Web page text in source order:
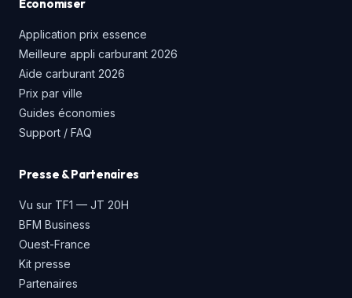
Économiser
Application prix essence
Meilleure appli carburant 2026
Aide carburant 2026
Prix par ville
Guides économies
Support / FAQ
Presse & Partenaires
Vu sur TF1 — JT 20H
BFM Business
Ouest-France
Kit presse
Partenaires